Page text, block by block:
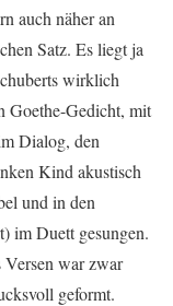
auch näher an
Satz. Es liegt ja
wirklich
Goethe-Gedicht, mit
Dialog, den
Kind akustisch
und in den
im Duett gesungen.
war zwar
geformt.